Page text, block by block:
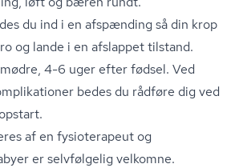
du ind i en afspænding så din krop
og lande i en afslappet tilstand.
4-6 uger efter fødsel. Ved
bedes du rådføre dig ved
af en fysioterapeut og
er selvfølgelig velkomne.